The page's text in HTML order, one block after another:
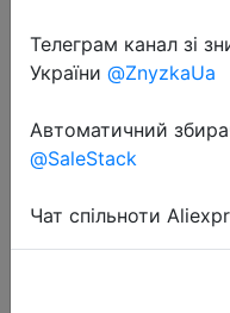
Слідкуйте за
Телеграм канал зі
України @ZnyzkaUa
Автоматичний
@SaleStack
Чат спільноти